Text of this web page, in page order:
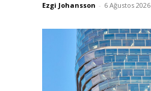
Ezgi Johansson - 6 Ağustos 2026